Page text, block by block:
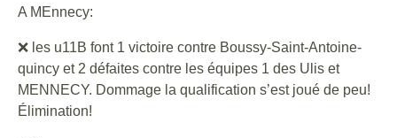
A MEnnecy:
❌ les u11B font 1 victoire contre Boussy-Saint-Antoine-
quincy et 2 défaites contre les équipes 1 des Ulis et
MENNECY. Dommage la qualification s’est joué de peu!
Élimination!